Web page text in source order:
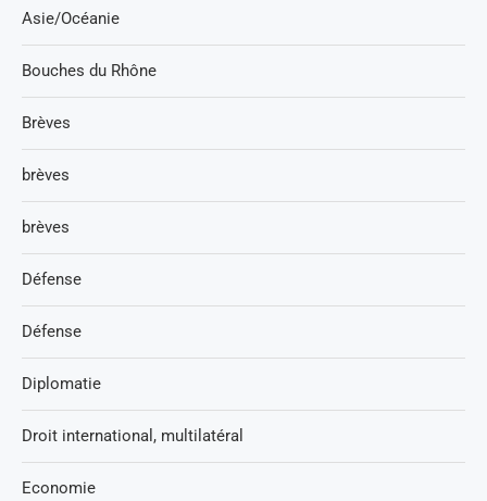
Asie/Océanie
Bouches du Rhône
Brèves
brèves
brèves
Défense
Défense
Diplomatie
Droit international, multilatéral
Economie